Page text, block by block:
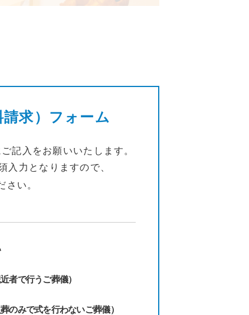
求）フォーム
記入をお願いいたします。
入力となりますので、
さい。
者で行うご葬儀）
のみで式を行わないご葬儀）